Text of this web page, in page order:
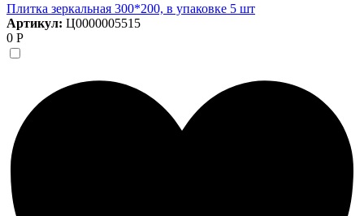
Плитка зеркальная 300*200, в упаковке 5 шт
Артикул: Ц0000005515
0 Р